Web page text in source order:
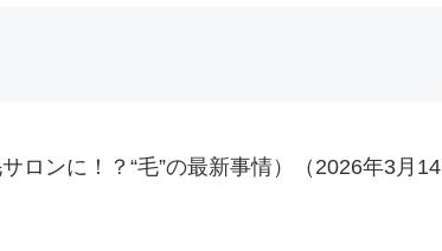
ロンに！？“毛”の最新事情）（2026年3月14